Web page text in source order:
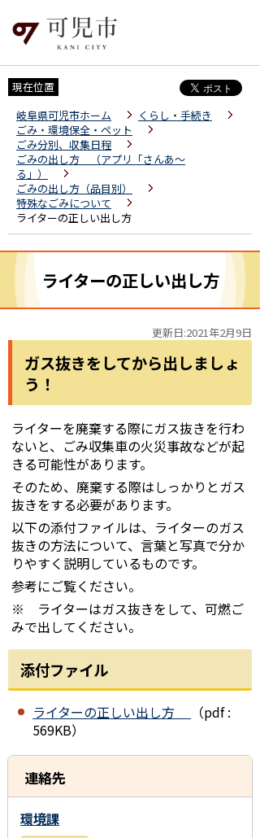
現在位置
岐阜県可児市ホーム
くらし・手続き
ごみ・環境保全・ペット
ごみ分別、収集日程
ごみの出し方 （アプリ「さんあ～
る」）
ごみの出し方（品目別）
特殊なごみについて
ライターの正しい出し方
ライターの正しい出し方
更新日:2021年2月9日
ガス抜きをしてから出しましょ
う！
ライターを廃棄する際にガス抜きを行わ
ないと、ごみ収集車の火災事故などが起
きる可能性があります。
そのため、廃棄する際はしっかりとガス
抜きをする必要があります。
以下の添付ファイルは、ライターのガス
抜きの方法について、言葉と写真で分か
りやすく説明しているものです。
参考にご覧ください。
※ ライターはガス抜きをして、可燃ご
みで出してください。
添付ファイル
ライターの正しい出し方
（pdf :
569KB）
連絡先
環境課